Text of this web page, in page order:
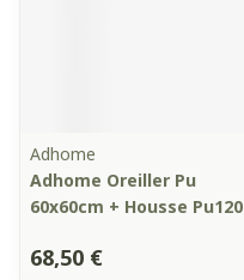
Adhome
Adhome Oreiller Pu
60x60cm + Housse Pu120
68,50 €